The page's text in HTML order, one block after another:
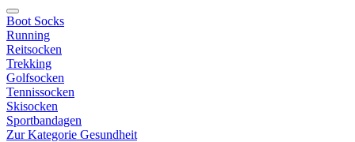
Boot Socks
Running
Reitsocken
Trekking
Golfsocken
Tennissocken
Skisocken
Sportbandagen
Zur Kategorie Gesundheit